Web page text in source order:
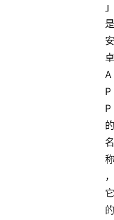
」
是
安
卓
A
P
P
的
名
称
，
它
的